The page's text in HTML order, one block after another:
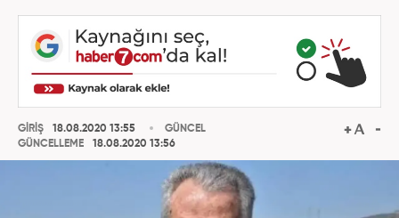
GİRİŞ
18.08.2020 13:55
GÜNCELLEME
18.08.2020 13:56
GÜNCEL